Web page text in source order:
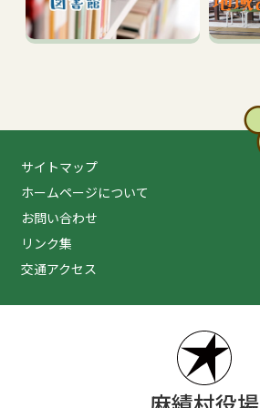
サイトマップ
ホームページについて
お問い合わせ
リンク集
交通アクセス